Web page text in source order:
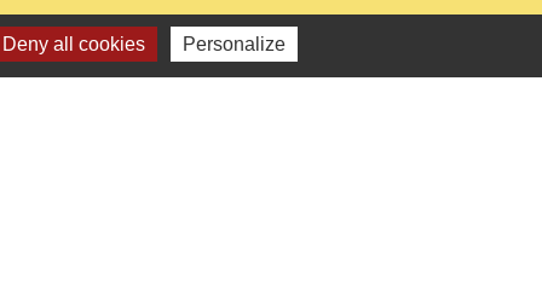
Deny all cookies Personalize